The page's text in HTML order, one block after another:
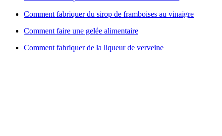
Comment fabriquer du sirop de framboises au vinaigre
Comment faire une gelée alimentaire
Comment fabriquer de la liqueur de verveine